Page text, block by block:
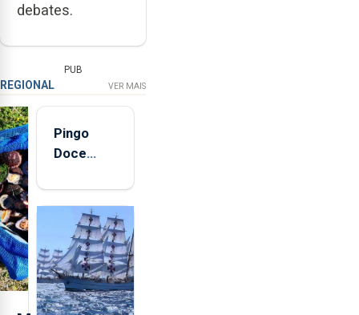
debates.
PUB
REGIONAL VER MAIS
Pingo
Doce
quinta-
feira nova
loja em
São
Sebastião
e cria 30